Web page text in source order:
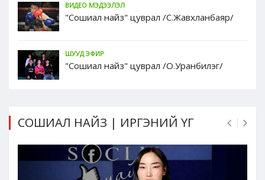
ВИДЕО МЭДЭЭЛЭЛ
"Сошиал найз" цуврал /С.Жавхланбаяр/
ШУУД ЭФИР
"Сошиал найз" цуврал /О.Уранбилэг/
СОШИАЛ НАЙЗ | ИРГЭНИЙ ҮГ